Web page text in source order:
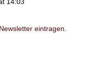
eintragen.